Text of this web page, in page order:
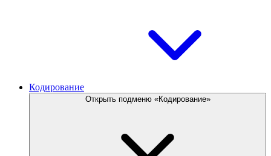
Кодирование
Открыть подменю «Кодирование»